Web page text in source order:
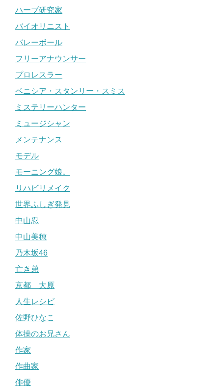
ハーブ研究家
バイオリニスト
バレーボール
フリーアナウンサー
プロレスラー
ベニシア・スタンリー・スミス
ミステリーハンター
ミュージシャン
メンテナンス
モデル
モーニング娘。
リハビリメイク
世界ふしぎ発見
中山忍
中山美穂
乃木坂46
亡き弟
京都 大原
人生レシピ
佐野ひなこ
体操のお兄さん
作家
作曲家
俳優